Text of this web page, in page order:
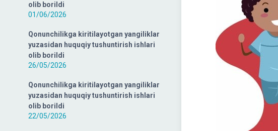
olib borildi
01/06/2026
Qonunchilikga kiritilayotgan yangiliklar
yuzasidan huquqiy tushuntirish ishlari
olib borildi
26/05/2026
Qonunchilikga kiritilayotgan yangiliklar
yuzasidan huquqiy tushuntirish ishlari
olib borildi
22/05/2026